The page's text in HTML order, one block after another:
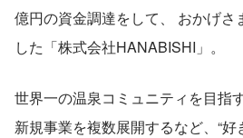
億円の資金調達をして、 おかげさ
した「株式会社HANABISHI」。
世界一の温泉コミュニティを目指
新規事業を複数展開するなど、“好